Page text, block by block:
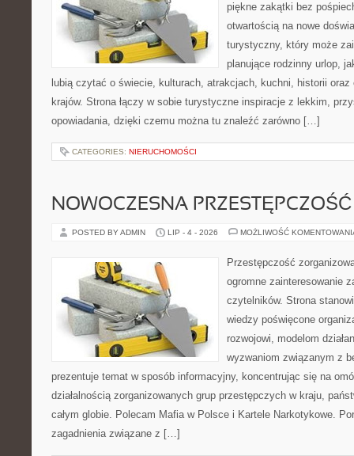
piękne zakątki bez
otwartością na nowe
turystyczny, który może
planujące rodzinny urlop,
lubią czytać o świecie, kulturach, atrakcjach, kuchni, historii
krajów. Strona łączy w sobie turystyczne inspiracje z lekkim,
opowiadania, dzięki czemu można tu znaleźć zarówno […]
CATEGORIES: NIERUCHOMOŚCI
NOWOCZESNA PRZESTĘPCZOŚĆ
POSTED BY ADMIN LIP - 4 - 2026 MOŻLIWOŚĆ
Przestępczość
ogromne zainteresowanie
czytelników. Strona
wiedzy poświęcone
rozwojowi, modelom
wyzwaniom związanym z
prezentuje temat w sposób informacyjny, koncentrując się na
działalnością zorganizowanych grup przestępczych w kraju,
całym globie. Polecam Mafia w Polsce i Kartele Narkotykowe.
zagadnienia związane z […]